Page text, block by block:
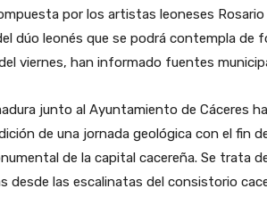
por los artistas leoneses
dúo leonés que se podrá contempla de
viernes, han informado fuentes
junto al Ayuntamiento de Cáceres
de una jornada geológica con el fin
de la capital cacereña. Se trata
desde las escalinatas del consistorio